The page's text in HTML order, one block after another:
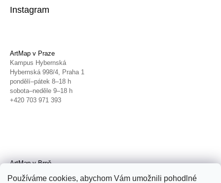
Používáme cookies, abychom Vám umožnili pohodlné
Instagram
ArtMap v Praze
Kampus Hybernská
Hybernská 998/4, Praha 1
pondělí–pátek 8–18 h
sobota–neděle 9–18 h
+420 703 971 393
ArtMap v Brně